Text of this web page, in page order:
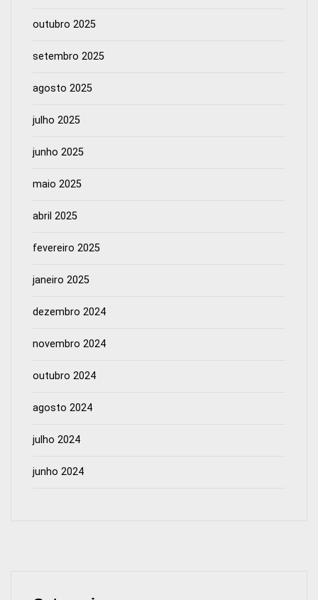
outubro 2025
setembro 2025
agosto 2025
julho 2025
junho 2025
maio 2025
abril 2025
fevereiro 2025
janeiro 2025
dezembro 2024
novembro 2024
outubro 2024
agosto 2024
julho 2024
junho 2024